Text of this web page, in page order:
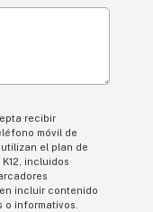
recibir
móvil de
el plan de
incluidos
incluir contenido
informativos.